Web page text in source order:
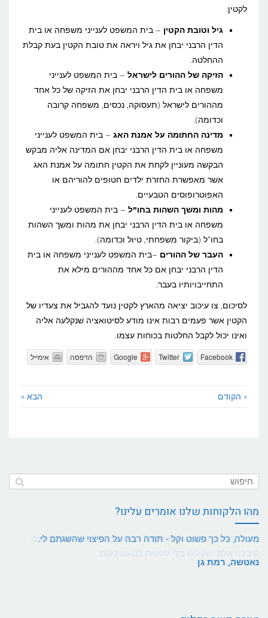
לקטין:
גיל וטובת הקטין – בית המשפט לענייני משפחה או בית
הדין הרבני יבחן את גיל ויראה את טובת הקטין בעת קבלת
ההחלטה.
הזיקה של ההורים לישראל – בית המשפט לענייני
משפחה או בית הדין הרבני יבחן את הזיקה של כל אחד
מההורים לישראל (תעסוקה, נכסים, משפחה קרובה
וכדומה).
מדינה החתומה על אמנת האג – בית המשפט לענייני
משפחה או בית הדין הרבני יבחן אם המדינה אליה מבקש
הבקשה מעוניין לקחת את הקטין חתומה על אמנת האג
אשר מאפשרת החזרת ילדים חטופים להוריהם או
האפוטרופוסים הטבעיים.
מהות ומשך השהות בחו"ל – בית המשפט לענייני
משפחה או בית הדין הרבני יבחן את מהות ומשך השהות
בחו"ל (ביקור משפחתי, טיול וכדומה).
העבר של ההורים –בית המשפט לענייני משפחה או בית
הדין הרבני יבחן אם כל אחד מההורים מילא את
התחייבויותיו בעבר.
לסיכום, צו עיכוב יציאה מהארץ לקטין נועד להגביל את צעדיו של
הקטין אשר פעמים רבות אינו מודע לסיטואציה שנקלעה אליה
ואינו יכול לקבל החלטות בכוחות עצמו.
Facebook
Twitter
Google הדפסה אימייל
« הקודם הבא »
מהו הלקוחות שלנו אומרים עלינו?
מעולה, כל כך פשוט וקל - תודה רבה על הפיצוי שהשגתם לי.
נאטשה, רמת גן